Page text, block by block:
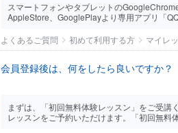
スマートフォンやタブレットの
AppleStore、GooglePlayより専用アプリ「
よくあるご質問
初めて利用する方 マイレ
会員登録後は、何をしたら良いですか？
まずは、「初回無料体験レッスン」をご受講
レッスンをご予約いただけます。「初回無料